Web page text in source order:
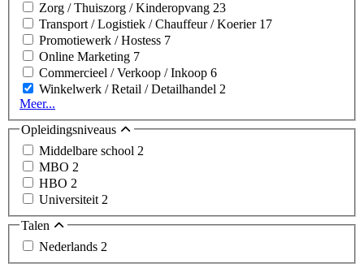
Zorg / Thuiszorg / Kinderopvang 23
Transport / Logistiek / Chauffeur / Koerier 17
Promotiewerk / Hostess 7
Online Marketing 7
Commercieel / Verkoop / Inkoop 6
Winkelwerk / Retail / Detailhandel 2
Meer...
Opleidingsniveaus
Middelbare school 2
MBO 2
HBO 2
Universiteit 2
Talen
Nederlands 2